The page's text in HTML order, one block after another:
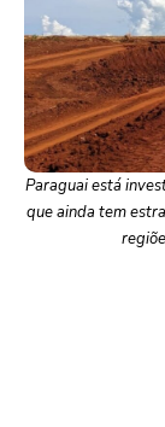
Paraguai está
que ainda tem